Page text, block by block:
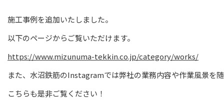
施工事例を追加いたしました。
以下のページからご覧いただけます。
https://www.mizunuma-tekkin.co.jp/category/works/
また、水沼鉄筋のInstagramでは弊社の業務内容や作業風景を随
こちらも是非ご覧ください！